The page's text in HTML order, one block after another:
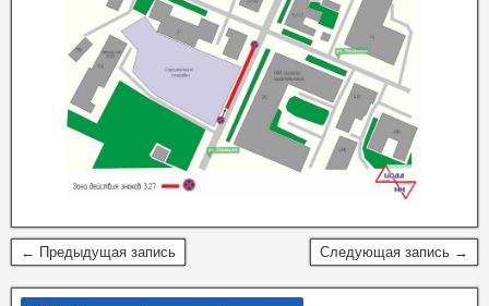
← Предыдущая запись Следующая запись →